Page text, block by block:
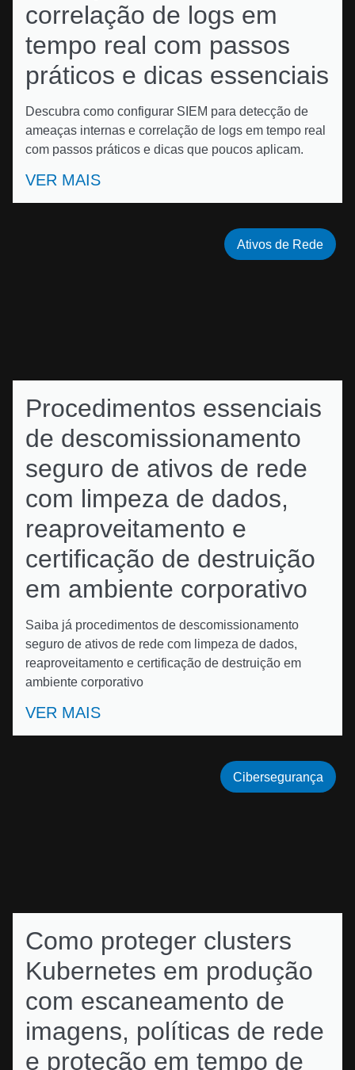
correlação de logs em
tempo real com passos
práticos e dicas essenciais
Descubra como configurar SIEM para detecção de
ameaças internas e correlação de logs em tempo real
com passos práticos e dicas que poucos aplicam.
VER MAIS
Procedimentos essenciais
de descomissionamento
seguro de ativos de rede
com limpeza de dados,
reaproveitamento e
certificação de destruição
em ambiente corporativo
Saiba já procedimentos de descomissionamento
seguro de ativos de rede com limpeza de dados,
reaproveitamento e certificação de destruição em
ambiente corporativo
VER MAIS
Ativos de Rede
Como proteger clusters
Kubernetes em produção
com escaneamento de
imagens, políticas de rede
e proteção em tempo de
Cibersegurança